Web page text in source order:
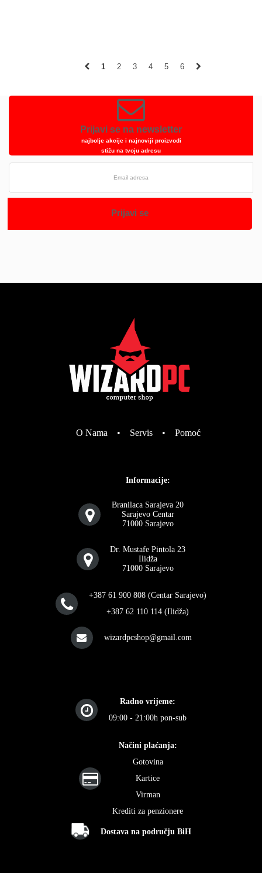
1 2 3 4 5 6
Prijavi se na newsletter
najbolje akcije i najnoviji proizvodi
stižu na tvoju adresu
Prijavi se
O Nama • Servis • Pomoć
Informacije:
Branilaca Sarajeva 20
Sarajevo Centar
71000 Sarajevo
Dr. Mustafe Pintola 23
Ilidža
71000 Sarajevo
+387 61 900 808 (Centar Sarajevo)
+387 62 110 114 (Ilidža)
wizardpcshop@gmail.com
Radno vrijeme:
09:00 - 21:00h pon-sub
Načini plaćanja:
Gotovina
Kartice
Virman
Krediti za penzionere
Dostava na području BiH